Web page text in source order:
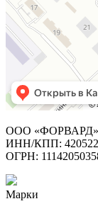
ООО «ФОРВАРД»
ИНН/КПП:
ОГРН:
Марки